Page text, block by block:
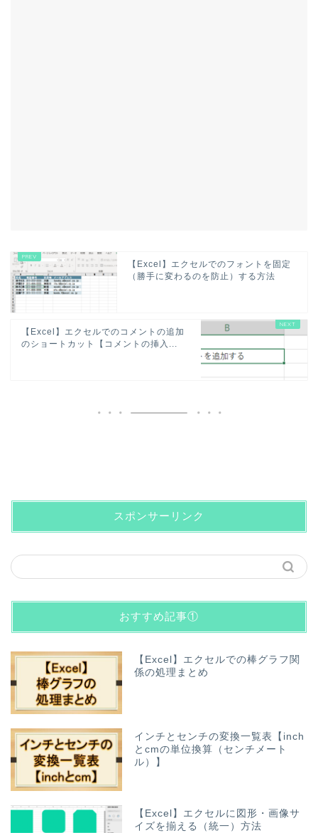
【Excel】エクセルでのフォントを固定
（勝手に変わるのを防止）する方法
【Excel】エクセルでのコメントの追加
のショートカット【コメントの挿入...
スポンサーリンク
おすすめ記事①
【Excel】エクセルでの棒グラフ関
係の処理まとめ
インチとセンチの変換一覧表【inch
とcmの単位換算（センチメート
ル）】
【Excel】エクセルに図形・画像サ
イズを揃える（統一）方法